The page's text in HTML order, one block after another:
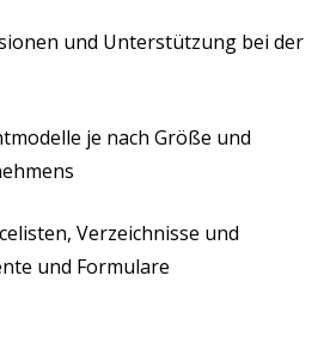
und Unterstützung bei der
je nach Größe und
Verzeichnisse und
und Formulare